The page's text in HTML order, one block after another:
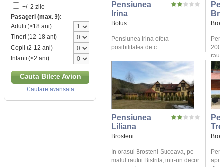
+/- 2 zile
Pasageri (max. 9):
Adulti (>18 ani)
Tineri (12-18 ani)
Copii (2-12 ani)
Infanti (<2 ani)
Cauta Bilete Avion
Cautare avansata
Pensiunea
Irina
Botus
Pensiunea Irina ofera
posibilitatea de c ...
Pensiunea
Liliana
Brosteni
In orasul Brosteni-Suceava, pe
malul raului Bistrita, intr-un decor